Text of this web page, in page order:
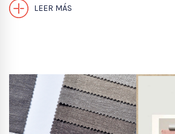
LEER MÁS